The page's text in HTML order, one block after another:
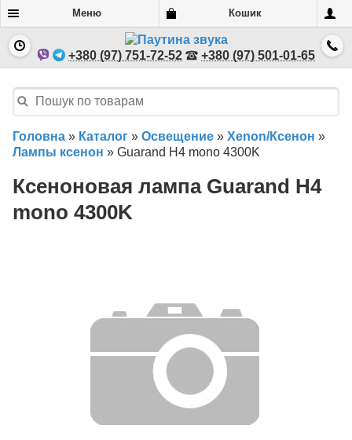
Меню Кошик
+380 (97) 751-72-52 +380 (97) 501-01-65
Головна » Каталог » Освещение » Xenon/Ксенон »
Лампы ксенон » Guarand H4 mono 4300K
Ксеноновая лампа Guarand H4
mono 4300K